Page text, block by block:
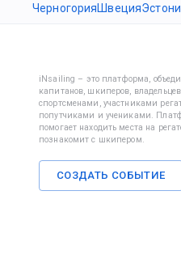
ЧерногорияШвеция
iNsailing – это платформа,
капитанов, шкиперов, владельцев
спортсменами, участниками
попутчиками и учениками.
помогает находить места на
познакомит с шкипером.
СОЗДАТЬ СОБЫТИЕ